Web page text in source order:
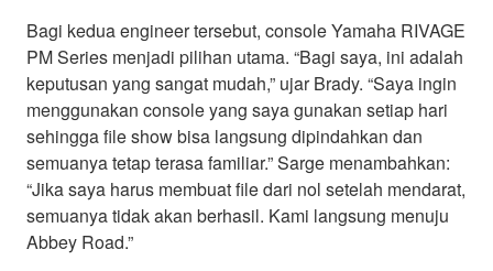
Bagi kedua engineer tersebut, console Yamaha RIVAGE
PM Series menjadi pilihan utama. “Bagi saya, ini adalah
keputusan yang sangat mudah,” ujar Brady. “Saya ingin
menggunakan console yang saya gunakan setiap hari
sehingga file show bisa langsung dipindahkan dan
semuanya tetap terasa familiar.” Sarge menambahkan:
“Jika saya harus membuat file dari nol setelah mendarat,
semuanya tidak akan berhasil. Kami langsung menuju
Abbey Road.”